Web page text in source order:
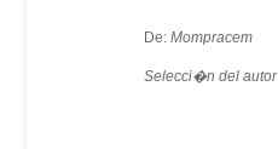
De: Mompracem
Selecci�n del autor